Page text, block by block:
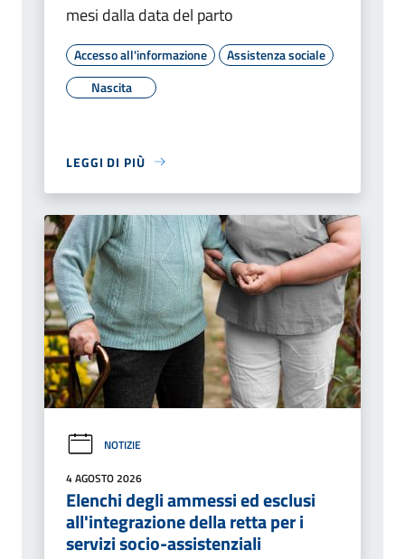
mesi dalla data del parto
Accesso all'informazione
Assistenza sociale
Nascita
LEGGI DI PIÙ
NOTIZIE
4 AGOSTO 2026
Elenchi degli ammessi ed esclusi
all'integrazione della retta per i
servizi socio-assistenziali